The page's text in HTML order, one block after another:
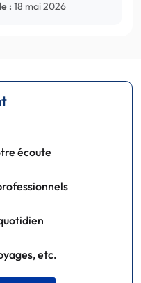
: 18 mai 2026
écoute
etc.